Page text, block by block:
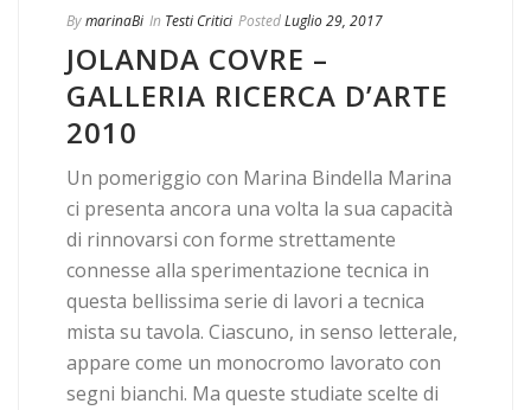
BymarinaBi In Testi Critici PostedLuglio 29, 2017
JOLANDA COVRE –
GALLERIA RICERCA D’ARTE
2010
Un pomeriggio con Marina Bindella Marina
ci presenta ancora una volta la sua capacità
di rinnovarsi con forme strettamente
connesse alla sperimentazione tecnica in
questa bellissima serie di lavori a tecnica
mista su tavola. Ciascuno, in senso letterale,
appare come un monocromo lavorato con
segni bianchi. Ma queste studiate scelte di